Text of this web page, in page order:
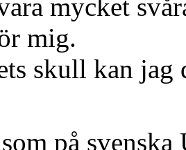
mycket
mig.
skull kan
på svenska